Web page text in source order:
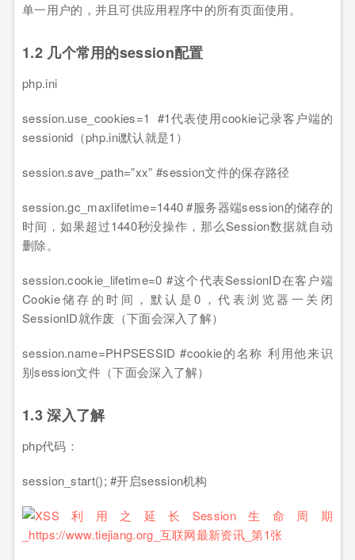
单一用户的，并且可供应用程序中的所有页面使用。
1.2 几个常用的session配置
php.ini
session.use_cookies=1 #1代表使用cookie记录客户端的
sessionid（php.ini默认就是1）
session.save_path=”xx” #session文件的保存路径
session.gc_maxlifetime=1440 #服务器端session的储存的
时间，如果超过1440秒没操作，那么Session数据就自动
删除。
session.cookie_lifetime=0 #这个代表SessionID在客户端
Cookie储存的时间，默认是0，代表浏览器一关闭
SessionID就作废（下面会深入了解）
session.name=PHPSESSID #cookie的名称 利用他来识
别session文件（下面会深入了解）
1.3 深入了解
php代码：
session_start(); #开启session机构